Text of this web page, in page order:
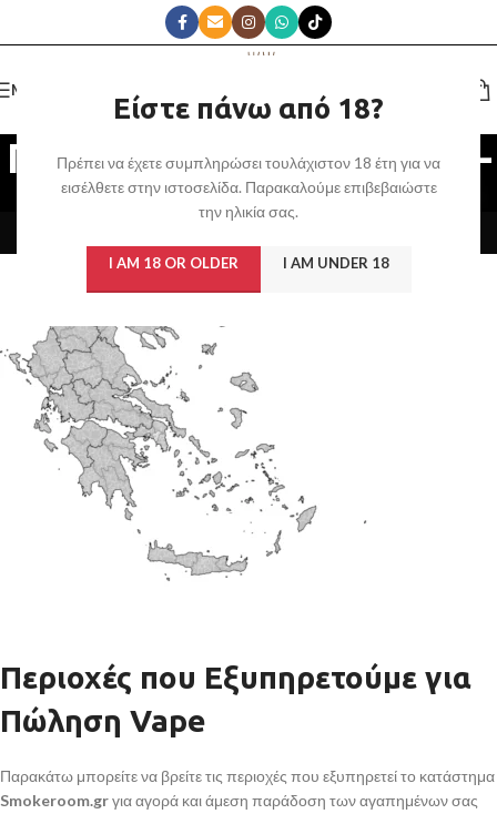
Είστε πάνω από 18?
Πρέπει να έχετε συμπληρώσει τουλάχιστον 18 έτη για να
εισέλθετε στην ιστοσελίδα. Παρακαλούμε επιβεβαιώστε
την ηλικία σας.
I AM 18 OR OLDER I AM UNDER 18
MENU
Περιοχές εξυπηρέτησης –
Vape Κοντά μου
Περιοχές που Εξυπηρετούμε για
Πώληση Vape
Παρακάτω μπορείτε να βρείτε τις περιοχές που εξυπηρετεί το κατάστημα
Smokeroom.grγια αγορά και άμεση παράδοση των αγαπημένων σας